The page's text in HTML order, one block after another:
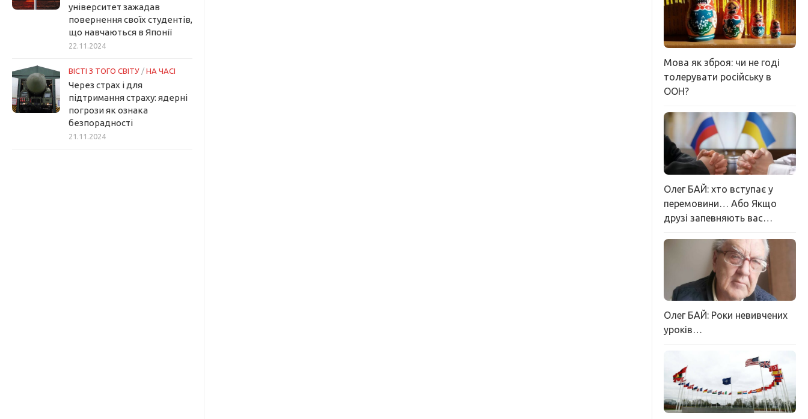
університет зажадав
повернення своїх студентів,
що навчаються в Японії
22.11.2024
ВІСТІ З ТОГО СВІТУ / НА ЧАСІ
Через страх і для
підтримання страху: ядерні
погрози як ознака
безпорадності
21.11.2024
Мова як зброя: чи не годі
толерувати російську в
ООН?
Олег БАЙ: хто вступає у
перемовини… Або Якщо
друзі запевняють вас…
Олег БАЙ: Роки невивчених
уроків…